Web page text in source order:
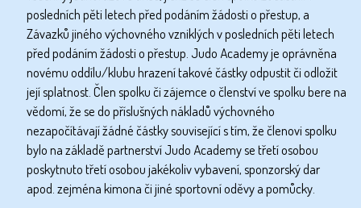
posledních pěti letech před podáním žádosti o přestup, a
Závazků jiného výchovného vzniklých v posledních pěti letech
před podáním žádosti o přestup. Judo Academy je oprávněna
novému oddílu/klubu hrazení takové částky odpustit či odložit
její splatnost. Člen spolku či zájemce o členství ve spolku bere na
vědomí, že se do příslušných nákladů výchovného
nezapočítávají žádné částky související s tím, že členovi spolku
bylo na základě partnerství Judo Academy se třetí osobou
poskytnuto třetí osobou jakékoliv vybavení, sponzorský dar
apod. zejména kimona či jiné sportovní oděvy a pomůcky.